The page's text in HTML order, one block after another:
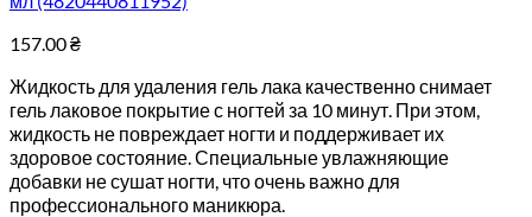
157.00₴
Жидкость для удаления гель лака качественно снимает
гель лаковое покрытие с ногтей за 10 минут. При этом,
жидкость не повреждает ногти и поддерживает их
здоровое состояние. Специальные увлажняющие
добавки не сушат ногти, что очень важно для
профессионального маникюра.